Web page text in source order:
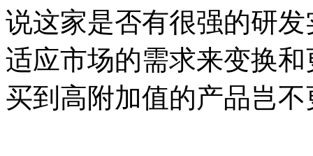
说这家是否有很强的研
适应市场的需求来变换
买到高附加值的产品岂不